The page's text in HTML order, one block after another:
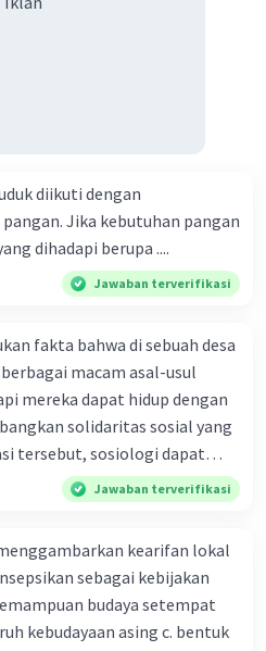
diikuti dengan
Jika kebutuhan pangan
dihadapi berupa ....
Jawaban terverifikasi
fakta bahwa di sebuah desa
macam asal-usul
mereka dapat hidup dengan
solidaritas sosial yang
tersebut, sosiologi dapat
Jawaban terverifikasi
kearifan lokal
sebagai kebijakan
budaya setempat
kebudayaan asing c. bentuk